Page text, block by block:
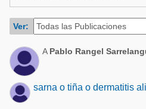
Acuacultura
Micotoxinas
Avicultura
Porcicultura
Lechería
Comunidades en portugués
Micotoxinas
Avicultura
Porcicultura
Ver:
A Pablo Rangel
sarna o tiña o dermatitis